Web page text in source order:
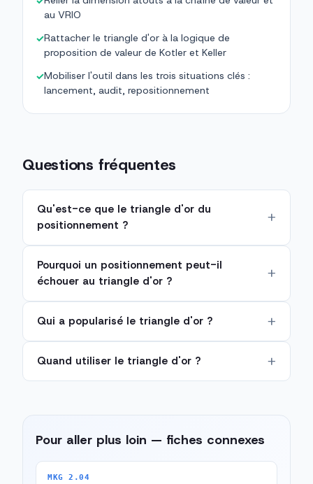
au VRIO
✓Rattacher le triangle d'or à la logique de
proposition de valeur de Kotler et Keller
✓Mobiliser l'outil dans les trois situations clés :
lancement, audit, repositionnement
Questions fréquentes
Qu'est-ce que le triangle d'or du
positionnement ?
Pourquoi un positionnement peut-il
échouer au triangle d'or ?
Qui a popularisé le triangle d'or ?
Quand utiliser le triangle d'or ?
Pour aller plus loin — fiches connexes
MKG 2.04